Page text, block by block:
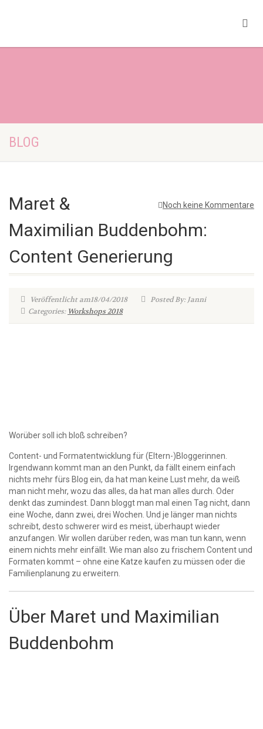
BLOG
Noch keine Kommentare
Maret &
Maximilian Buddenbohm:
Content Generierung
Veröffentlicht am18/04/2018
Posted By: Janni
Categories: Workshops 2018
Worüber soll ich bloß schreiben?
Content- und Formatentwicklung für (Eltern-)Bloggerinnen.
Irgendwann kommt man an den Punkt, da fällt einem einfach
nichts mehr fürs Blog ein, da hat man keine Lust mehr, da weiß
man nicht mehr, wozu das alles, da hat man alles durch. Oder
denkt das zumindest. Dann bloggt man mal einen Tag nicht, dann
eine Woche, dann zwei, drei Wochen. Und je länger man nichts
schreibt, desto schwerer wird es meist, überhaupt wieder
anzufangen. Wir wollen darüber reden, was man tun kann, wenn
einem nichts mehr einfällt. Wie man also zu frischem Content und
Formaten kommt – ohne eine Katze kaufen zu müssen oder die
Familienplanung zu erweitern.
Über Maret und Maximilian
Buddenbohm